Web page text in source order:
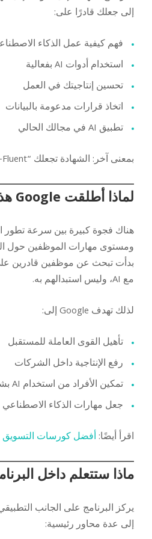
إلى جعلك قادرًا على:
فهم كيفية عمل الذكاء
استخدام أدوات AI بفعالية
تحسين إنتاجيتك في العمل
اتخاذ قرارات مدعومة بالبيانات
تطبيق AI في مجالك الحالي
بمعنى آخر: الشهادة تجعلك “AI-Fluent” وليس “AI Engineer”.
لماذا أطلقت Google هذه الشهادة الآن؟
هناك فجوة كبيرة بين سرعة تطور
ومستوى مهارات الموظفين حول
بدأت تبحث عن موظفين قادرين
مع AI، وليس استبدالهم به.
لذلك تهدف Google إلى:
تأهيل القوى العاملة للمستقبل
رفع الإنتاجية داخل الشركات
تمكين الأفراد من استخدام AI بشكل مسؤول
جعل مهارات الذكاء الاصطناعي
اقرأ أيضًا: أفضل كورسات
ماذا ستتعلم داخل
يركز البرنامج على الجانب
إلى عدة محاور رئيسية: